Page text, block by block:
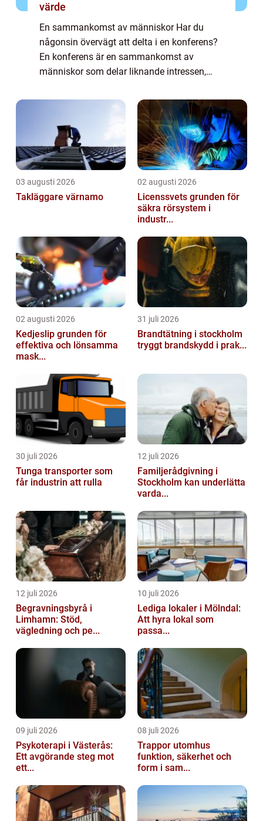
värde
En sammankomst av människor Har du
någonsin övervägt att delta i en konferens?
En konferens är en sammankomst av
människor som delar liknande intressen,
Oavsett om det är ...
03 augusti 2026
Takläggare värnamo
02 augusti 2026
Licenssvets grunden för
säkra rörsystem i
industr...
02 augusti 2026
Kedjeslip grunden för
effektiva och lönsamma
mask...
31 juli 2026
Brandtätning i stockholm
tryggt brandskydd i prak...
30 juli 2026
Tunga transporter som
får industrin att rulla
12 juli 2026
Familjerådgivning i
Stockholm kan underlätta
varda...
12 juli 2026
Begravningsbyrå i
Limhamn: Stöd,
vägledning och pe...
10 juli 2026
Lediga lokaler i Mölndal:
Att hyra lokal som
passa...
09 juli 2026
Psykoterapi i Västerås:
Ett avgörande steg mot
ett...
08 juli 2026
Trappor utomhus
funktion, säkerhet och
form i sam...